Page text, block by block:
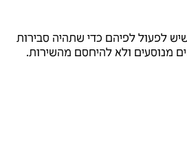
לפעול לפיהם כדי שתהיה סבירות
מנוסעים ולא להיחסם מהשירות.